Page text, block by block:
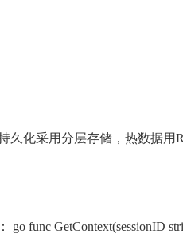
久化采用分层存储，热数据用
GetContext(sessionID